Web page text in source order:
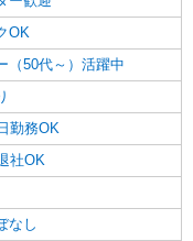
限/月） 別途残業手当
残業代全額支給
宮 愛知県一宮市新生二
コース
定保健指導
OK
（50代～）活躍中
勤務OK
社OK
なし